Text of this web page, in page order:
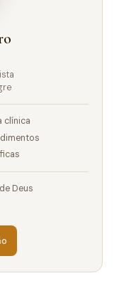
clínica
Deus